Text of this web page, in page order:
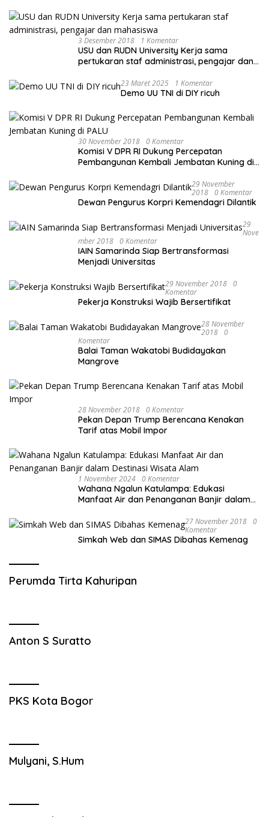
3 Desember 2018 1 Komentar
USU dan RUDN University Kerja sama
pertukaran staf administrasi, pengajar dan
23 Maret 2025 1 Komentar
Demo UU TNI di DIY ricuh
30 November 2018 0 Komentar
Komisi V DPR RI Dukung Percepatan
Pembangunan Kembali Jembatan Kuning di
29 November
2018 0 Komentar
Dewan Pengurus Korpri Kemendagri Dilantik
29
Nove
Mber 2018 0 Komentar
IAIN Samarinda Siap Bertransformasi
Menjadi Universitas
29 November 2018 0
Komentar
Pekerja Konstruksi Wajib Bersertifikat
28 November
2018 0
Komentar
Balai Taman Wakatobi Budidayakan
Mangrove
28 November 2018 0 Komentar
Pekan Depan Trump Berencana Kenakan
Tarif atas Mobil Impor
1 November 2024 0 Komentar
Wahana Ngalun Katulampa: Edukasi
Manfaat Air dan Penanganan Banjir dalam
27 November 2018 0
Komentar
Simkah Web dan SIMAS Dibahas Kemenag
Perumda Tirta Kahuripan
Anton S Suratto
PKS Kota Bogor
Mulyani, S.Hum